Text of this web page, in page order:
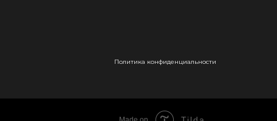
Политика конфиденциальности